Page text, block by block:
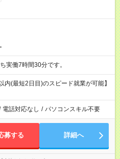
記のうち実働7時間30分です。
内(最短2日目)のスピード就業が可能】
電話対応なし / パソコンスキル不要
募する 詳細へ